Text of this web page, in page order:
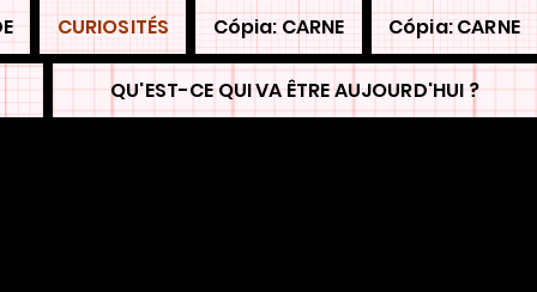
CURIOSITÉS Cópia: CARNE Cópia: CARNE
QU'EST-CE QUI VA ÊTRE AUJOURD'HUI ?